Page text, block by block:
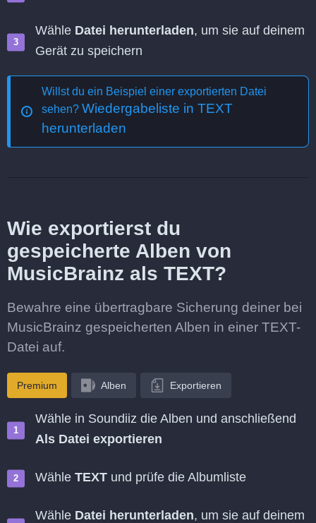
Wähle Datei herunterladen, um sie auf deinem
Gerät zu speichern
Willst du ein Beispiel einer exportierten Datei
sehen? Wiedergabeliste in TEXT
herunterladen
Wie exportierst du
gespeicherte Alben von
MusicBrainz als TEXT?
Bewahre eine übertragbare Sicherung deiner bei
MusicBrainz gespeicherten Alben in einer TEXT-
Datei auf.
Premium Alben Exportieren
Wähle in Soundiiz die Alben und anschließend
Als Datei exportieren
Wähle TEXT und prüfe die Albumliste
Wähle Datei herunterladen, um sie auf deinem